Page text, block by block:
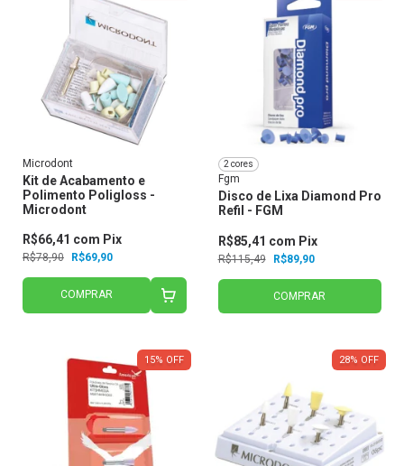
Microdont
Kit de Acabamento e
Polimento Poligloss -
Microdont
R$78,90 R$69,90
R$66,41 com Pix
COMPRAR
2 cores
Fgm
Disco de Lixa Diamond Pro
Refil - FGM
R$115,49 R$89,90
R$85,41 com Pix
COMPRAR
15% OFF 28% OFF